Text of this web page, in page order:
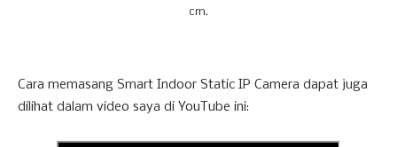
cm.
Cara memasang Smart Indoor Static IP Camera dapat juga
dilihat dalam video saya di YouTube ini: